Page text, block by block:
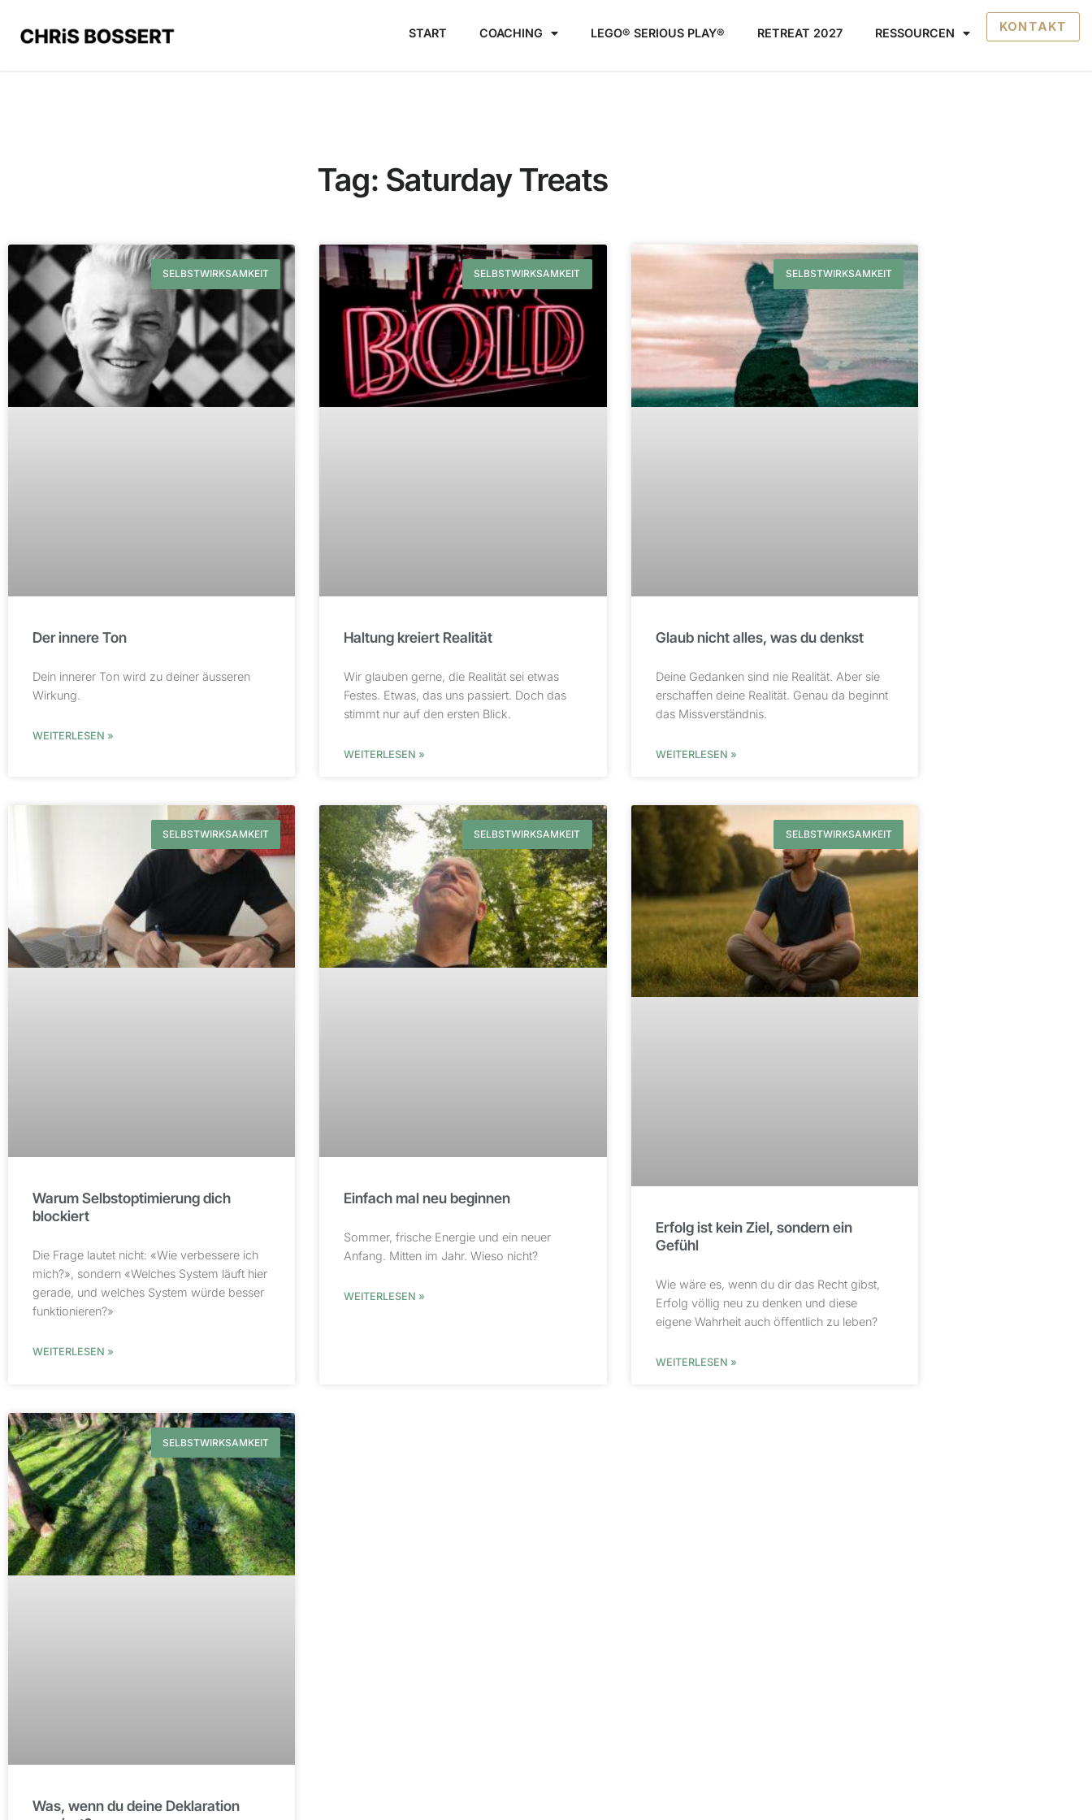
START COACHING LEGO® SERIOUS PLAY®​ RETREAT 2027 RESSOURCEN KONTAKT
Tag: Saturday Treats
SELBSTWIRKSAMKEIT
Der innere Ton
Dein innerer Ton wird zu deiner äusseren
Wirkung.
WEITERLESEN »
SELBSTWIRKSAMKEIT
Haltung kreiert Realität
Wir glauben gerne, die Realität sei etwas
Festes. Etwas, das uns passiert. Doch das
stimmt nur auf den ersten Blick.
WEITERLESEN »
SELBSTWIRKSAMKEIT
Glaub nicht alles, was du denkst
Deine Gedanken sind nie Realität. Aber sie
erschaffen deine Realität. Genau da beginnt
das Missverständnis.
WEITERLESEN »
SELBSTWIRKSAMKEIT
Warum Selbstoptimierung dich
blockiert
Die Frage lautet nicht: «Wie verbessere ich
mich?», sondern «Welches System läuft hier
gerade, und welches System würde besser
funktionieren?»
WEITERLESEN »
SELBSTWIRKSAMKEIT
Einfach mal neu beginnen
Sommer, frische Energie und ein neuer
Anfang. Mitten im Jahr. Wieso nicht?
WEITERLESEN »
SELBSTWIRKSAMKEIT
Erfolg ist kein Ziel, sondern ein
Gefühl
Wie wäre es, wenn du dir das Recht gibst,
Erfolg völlig neu zu denken und diese
eigene Wahrheit auch öffentlich zu leben?
WEITERLESEN »
SELBSTWIRKSAMKEIT
Was, wenn du deine Deklaration